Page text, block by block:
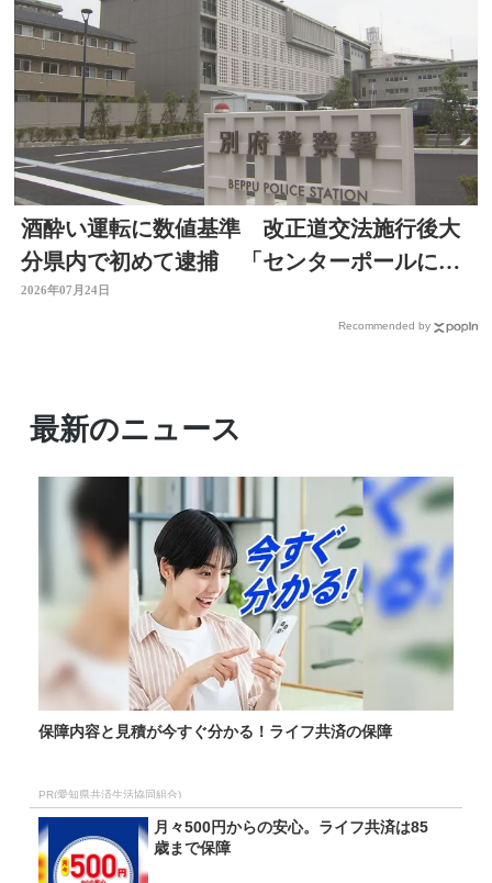
酒酔い運転に数値基準 改正道交法施行後大
分県内で初めて逮捕 「センターポールに接
触して去った」と通報
2026年07月24日
Recommended by
最新のニュース
保障内容と見積が今すぐ分かる！ライフ共済の保障
PR(愛知県共済生活協同組合)
月々500円からの安心。ライフ共済は85
歳まで保障